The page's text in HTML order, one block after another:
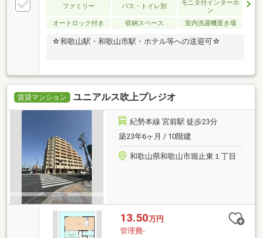
ファミリー バス・トイレ別
モニタ付インターホ
ン
オートロック付き
収納スペース 室内洗濯機置き場
☆和歌山駅・和歌山市駅・ホテル等への送迎可☆
賃貸マンション ユニアルス吹上プレジオ
紀勢本線 宮前駅 徒歩23分
築23年6ヶ月 / 10階建
和歌山県和歌山市堀止東１丁目
13.50万円
管理費-